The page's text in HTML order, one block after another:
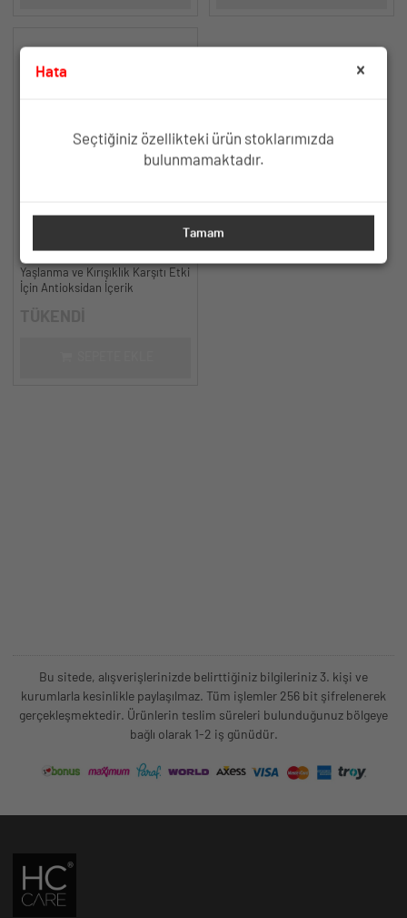
%0.5 Serum, Yaşlanma ve
Kırışıklık Karşıtı - 30 ml.
Yaşlanma ve Kırışıklık Karşıtı Etki
İçin Antioksidan İçerik
Bu sitede, alışverişlerinizde belirttiğiniz bilgileriniz 3. kişi ve
kurumlarla kesinlikle paylaşılmaz. Tüm işlemler 256 bit şifrelenerek
gerçekleşmektedir. Ürünlerin teslim süreleri bulunduğunuz bölgeye
bağlı olarak 1-2 iş günüdür.
Hata
Seçtiğiniz özellikteki ürün stoklarımızda
bulunmamaktadır.
Tamam